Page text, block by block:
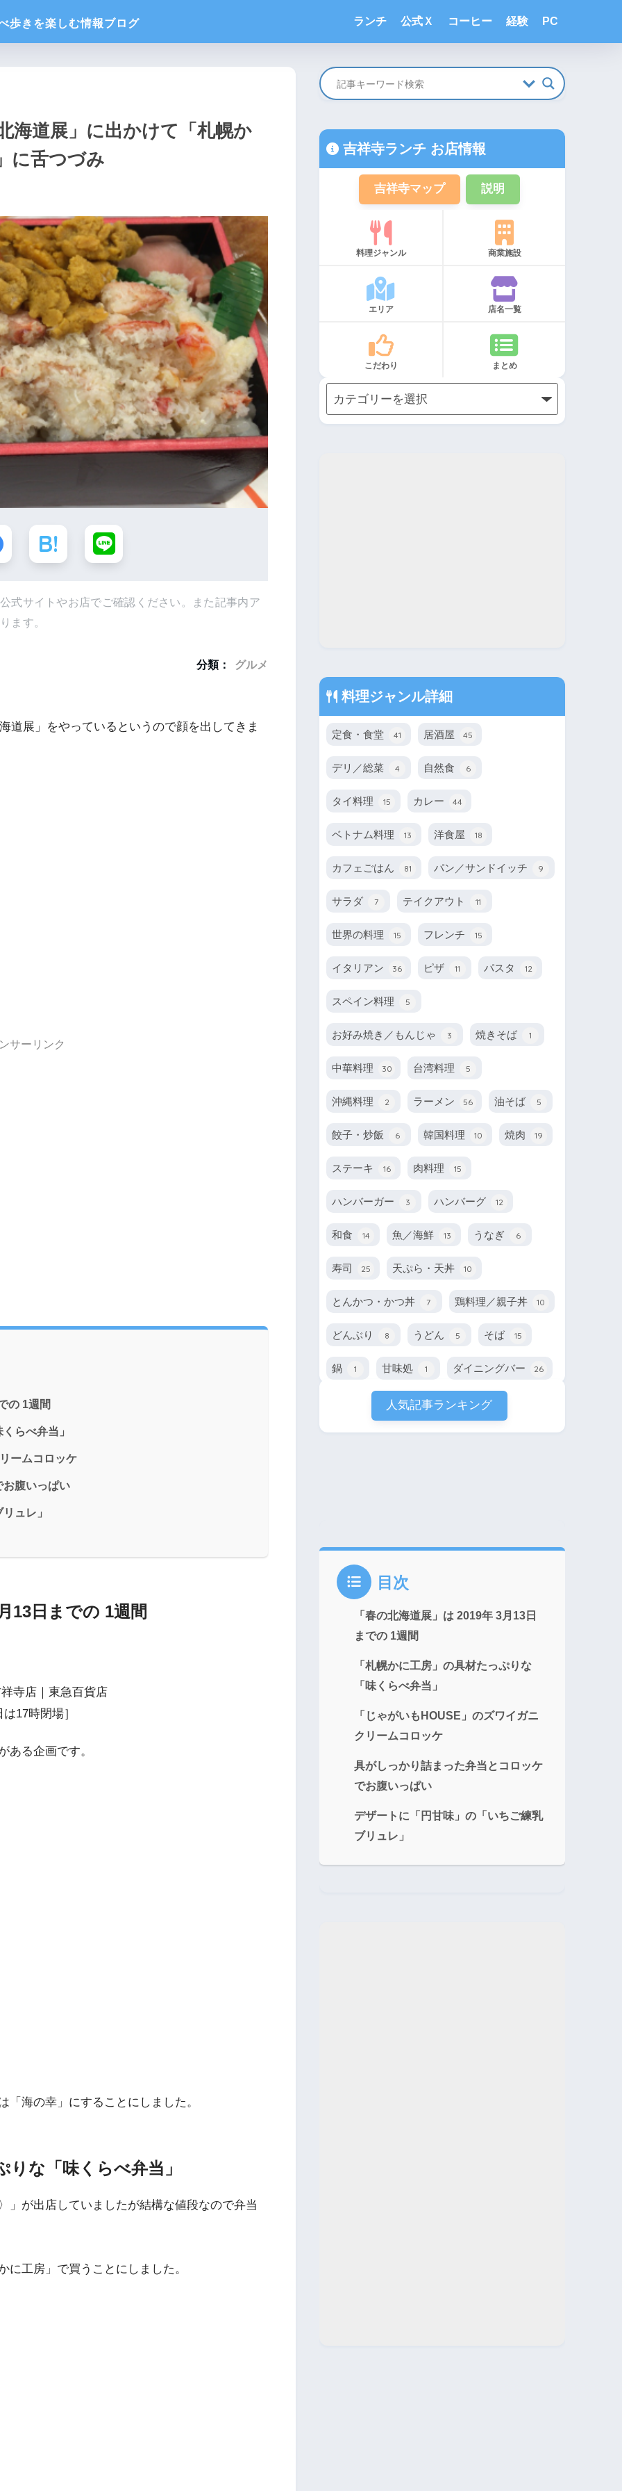
ランチ 公式Ｘ コーヒー 経験 PC
海道展」に出かけて「札幌か
に舌つづみ
式サイトやお店でご確認ください。また記事内ア
ます。
分類： グルメ
道展」をやっているというので顔を出してきま
サーリンク
の 1週間
らべ弁当」
ームコロッケ
お腹いっぱい
ュレ」
13日までの 1週間
寺店｜東急百貨店
17時閉場］
ある企画です。
海の幸」にすることにしました。
な「味くらべ弁当」
」が出店していましたが結構な値段なので弁当
工房」で買うことにしました。
吉祥寺ランチ お店情報
吉祥寺マップ 説明
料理ジャンル 商業施設
エリア 店名一覧
こだわり まとめ
料理ジャンル詳細
定食・食堂 41 居酒屋 45
デリ／総菜 4 自然食 6
タイ料理 15 カレー 44
ベトナム料理 13 洋食屋 18
カフェごはん 81 パン／サンドイッチ 9
サラダ 7 テイクアウト 11
世界の料理 15 フレンチ 15
イタリアン 36 ピザ 11 パスタ 12
スペイン料理 5
お好み焼き／もんじゃ 3 焼きそば 1
中華料理 30 台湾料理 5
沖縄料理 2 ラーメン 56 油そば 5
餃子・炒飯 6 韓国料理 10 焼肉 19
ステーキ 16 肉料理 15
ハンバーガー 3 ハンバーグ 12
和食 14 魚／海鮮 13 うなぎ 6
寿司 25 天ぷら・天丼 10
とんかつ・かつ丼 7 鶏料理／親子丼 10
どんぶり 8 うどん 5 そば 15
鍋 1 甘味処 1 ダイニングバー 26
人気記事ランキング
目次
「春の北海道展」は 2019年 3月13日
までの 1週間
「札幌かに工房」の具材たっぷりな
「味くらべ弁当」
「じゃがいもHOUSE」のズワイガニ
クリームコロッケ
具がしっかり詰まった弁当とコロッケ
でお腹いっぱい
デザートに「円甘味」の「いちご練乳
ブリュレ」